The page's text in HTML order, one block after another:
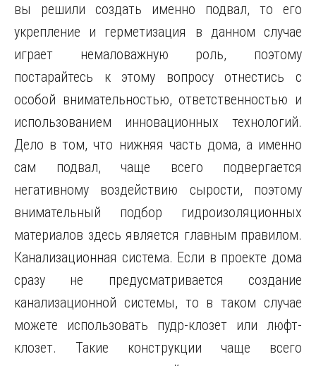
вы решили создать именно подвал, то его
укрепление и герметизация в данном случае
играет немаловажную роль, поэтому
постарайтесь к этому вопросу отнестись с
особой внимательностью, ответственностью и
использованием инновационных технологий.
Дело в том, что нижняя часть дома, а именно
сам подвал, чаще всего подвергается
негативному воздействию сырости, поэтому
внимательный подбор гидроизоляционных
материалов здесь является главным правилом.
Канализационная система. Если в проекте дома
сразу не предусматривается создание
канализационной системы, то в таком случае
можете использовать пудр-клозет или люфт-
клозет. Такие конструкции чаще всего